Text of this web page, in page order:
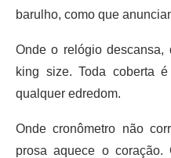
barulho, como que
Onde o relógio descansa,
king size. Toda coberta
qualquer edredom.
Onde cronômetro não
prosa aquece o